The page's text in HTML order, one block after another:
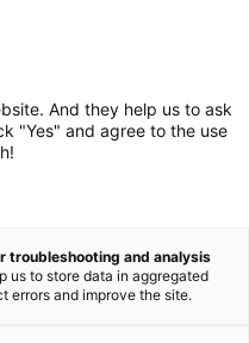
And they help us to ask
"Yes" and agree to the use
troubleshooting and analysis
us to store data in aggregated
errors and improve the site.